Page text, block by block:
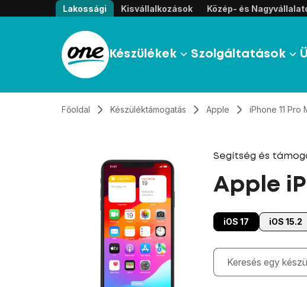
Átugrás, tovább a tartalomhoz
Lakossági Kisvállalkozások Közép- és
Készülékek Szolgáltatások
Főoldal Készüléktámogatás Apple iPhone 11 Pro
Segítség és
Apple
iOS 17 iOS 15.2
Gépelés közben